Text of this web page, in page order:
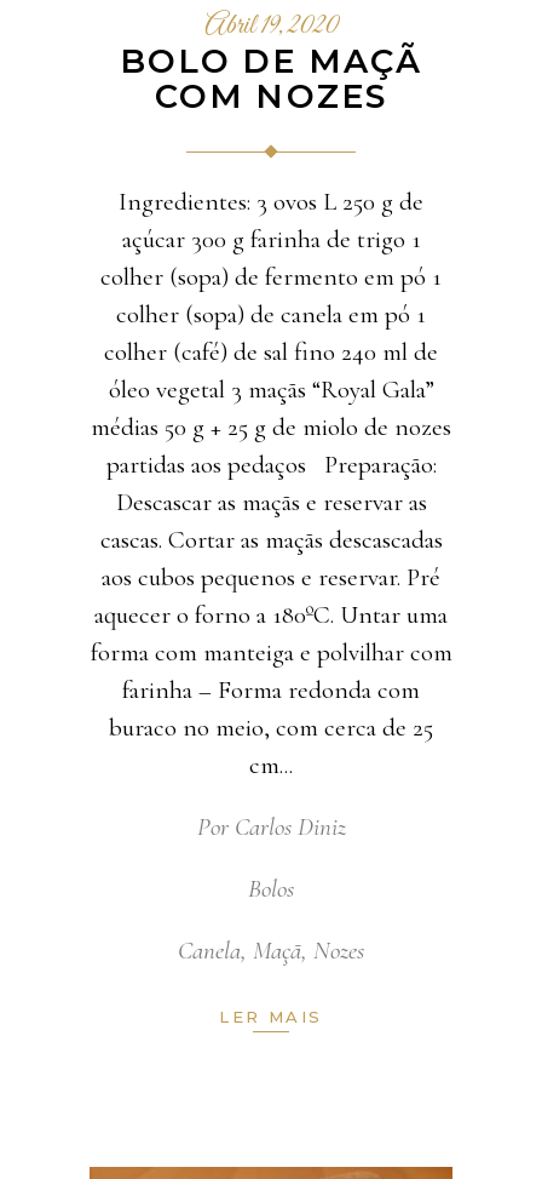
Abril 19, 2020
BOLO DE MAÇÃ
COM NOZES
Ingredientes: 3 ovos L 250 g de
açúcar 300 g farinha de trigo 1
colher (sopa) de fermento em pó 1
colher (sopa) de canela em pó 1
colher (café) de sal fino 240 ml de
óleo vegetal 3 maçãs “Royal Gala”
médias 50 g + 25 g de miolo de nozes
partidas aos pedaços Preparação:
Descascar as maçãs e reservar as
cascas. Cortar as maçãs descascadas
aos cubos pequenos e reservar. Pré
aquecer o forno a 180ºC. Untar uma
forma com manteiga e polvilhar com
farinha – Forma redonda com
buraco no meio, com cerca de 25
cm
Por Carlos Diniz
Bolos
Canela, Maçã, Nozes
LER MAIS